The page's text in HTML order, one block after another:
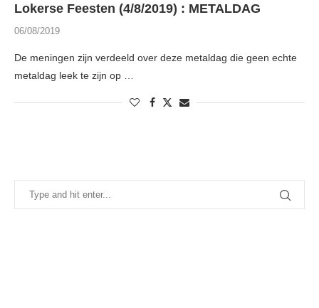
Lokerse Feesten (4/8/2019) : METALDAG
06/08/2019
De meningen zijn verdeeld over deze metaldag die geen echte
metaldag leek te zijn op …